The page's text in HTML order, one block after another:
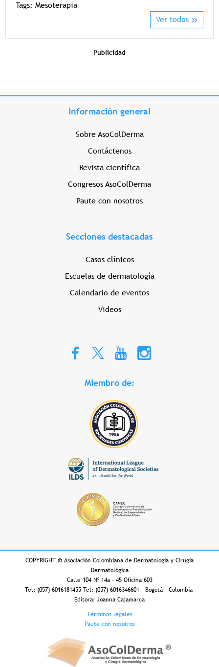
Tags: Mesoterapia
Ver todos
Publicidad
Información general
Sobre AsoColDerma
Contáctenos
Revista científica
Congresos AsoColDerma
Paute con nosotros
Secciones destacadas
Casos clínicos
Escuelas de dermatología
Calendario de eventos
Videos
Miembro de:
COPYRIGHT © Asociación Colombiana de Dermatología y Cirugía
Dermatológica
Calle 104 Nº 14a - 45 Oficina 603
Tel: (057) 6016181455 Tel: (057) 6016346601 - Bogotá - Colombia
Editora: Joanna Cajamarca
Términos legales
Paute con nosotros